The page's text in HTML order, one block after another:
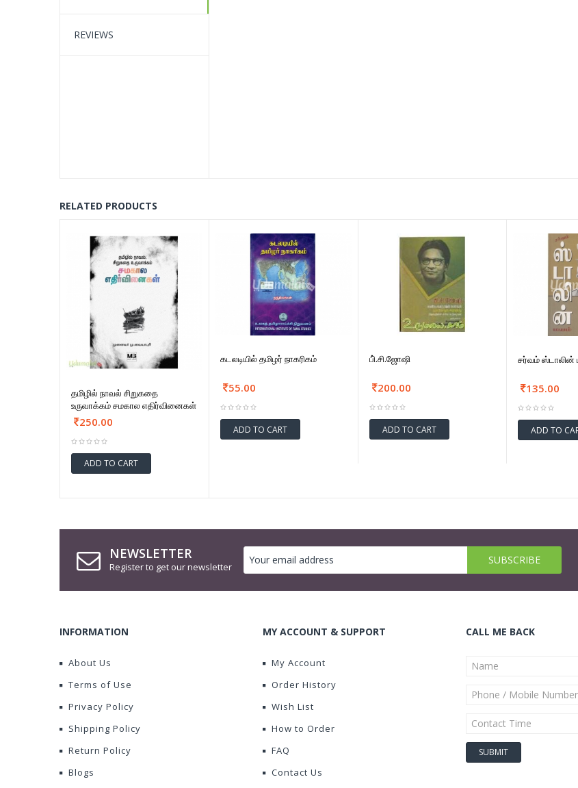
REVIEWS
RELATED PRODUCTS
தமிழில் நாவல் சிறுகதை
உருவாக்கம் சமகால எதிர்வினைகள்
250.00
ADD TO CART
கடலடியில் தமிழர் நாகரிகம்
55.00
ADD TO CART
பி்.சி.ஜோஷி
200.00
ADD TO CART
சர்வம் ஸ்டாலின்
135.00
ADD TO
NEWSLETTER
Register to get our newsletter
INFORMATION
About Us
Terms of Use
Privacy Policy
Shipping Policy
Return Policy
Blogs
MY ACCOUNT & SUPPORT
My Account
Order History
Wish List
How to Order
FAQ
Contact Us
CALL ME BACK